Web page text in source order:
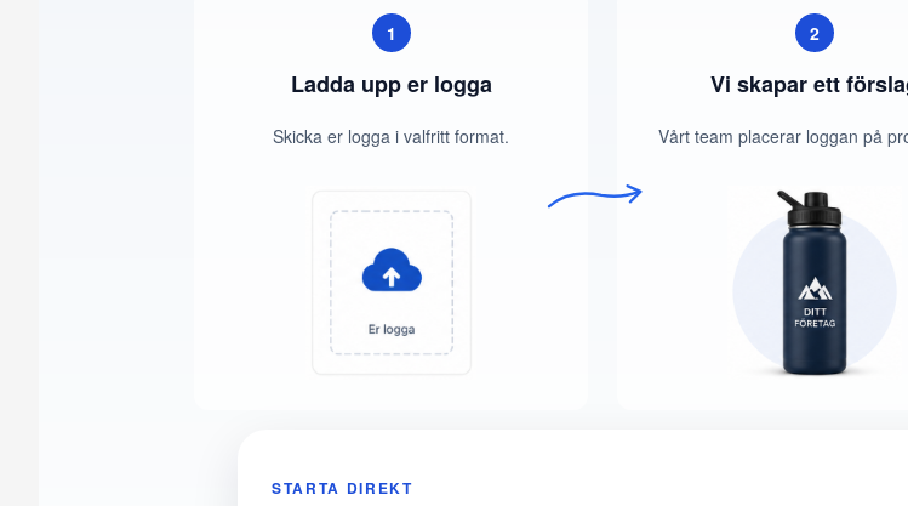
1
Ladda upp er logga
Skicka er logga i valfritt format.
2
Vi skapar ett
Vårt team placerar loggan på
STARTA DIREKT